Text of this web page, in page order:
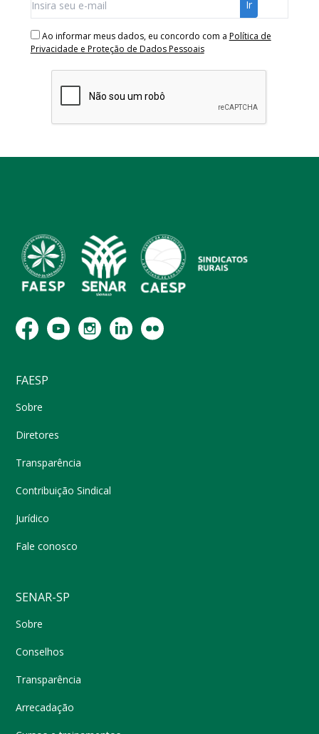
Ao informar meus dados, eu concordo com a Política de
Privacidade e Proteção de Dados Pessoais
FAESP
Sobre
Diretores
Transparência
Contribuição Sindical
Jurídico
Fale conosco
SENAR-SP
Sobre
Conselhos
Transparência
Arrecadação